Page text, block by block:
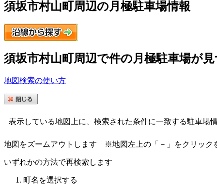
須坂市村山町周辺の月極駐車場情報
須坂市村山町周辺で件の月極駐車場が
地図検索の使い方
表示している地図上に、検索された条件に一致する駐車場
地図をズームアウトします ※地図左上の「－」をクリック
いずれかの方法で再検索します
町名を選択する